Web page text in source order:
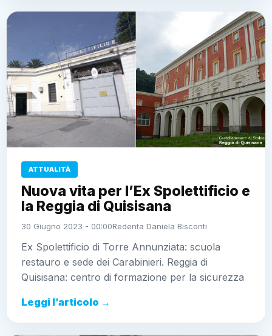
ATTUALITÀ
Nuova vita per l’Ex Spolettificio e
la Reggia di Quisisana
30 Giugno 2023 - 00:00Redenta Daniela Bisconti
Ex Spolettificio di Torre Annunziata: scuola
restauro e sede dei Carabinieri. Reggia di
Quisisana: centro di formazione per la sicurezza
Leggi l’articolo →